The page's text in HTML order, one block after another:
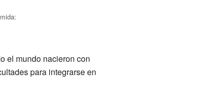
el mundo nacieron con
para integrarse en